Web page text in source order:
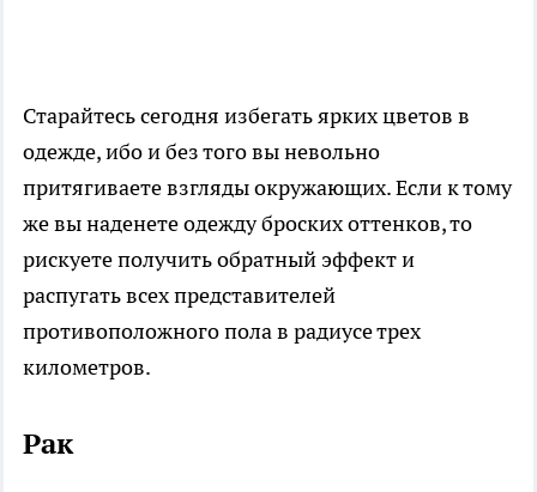
Старайтесь сегодня избегать ярких цветов в
одежде, ибо и без того вы невольно
притягиваете взгляды окружающих. Если к тому
же вы наденете одежду броских оттенков, то
рискуете получить обратный эффект и
распугать всех представителей
противоположного пола в радиусе трех
километров.
Рак